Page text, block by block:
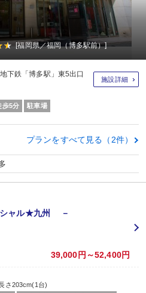
[福岡県／福岡（博多駅前）]
下鉄「博多駅」東5出口
施設詳細
歩5分 駐車場
プランをすべて見る（2件）
シャル★九州 －
39,000円～52,400円
さ203cm(1台)